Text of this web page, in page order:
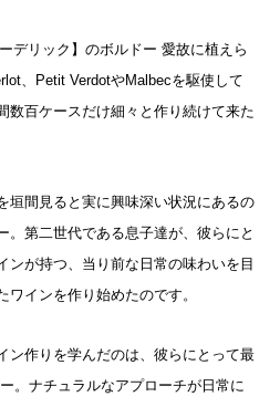
デリック】のボルドー 愛故に植えら
、Petit VerdotやMalbecを駆使して
数百ケースだけ細々と作り続けて来た
垣間見ると実に興味深い状況にあるの
。第二世代である息子達が、彼らにと
ンが持つ、当り前な日常の味わいを目
インを作り始めたのです。
ン作りを学んだのは、彼らにとって最
。ナチュラルなアプローチが日常に